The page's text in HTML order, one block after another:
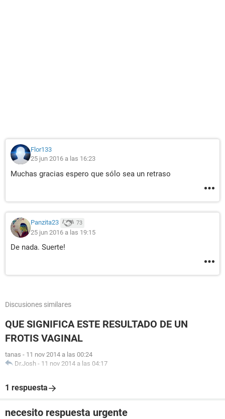
Flor133
25 jun 2016 a las 16:23
Muchas gracias espero que sólo sea un retraso
Panzita23 73
25 jun 2016 a las 19:15
De nada. Suerte!
Discusiones similares
QUE SIGNIFICA ESTE RESULTADO DE UN
FROTIS VAGINAL
tanas - 11 nov 2014 a las 00:24
Dr.Josh - 11 nov 2014 a las 04:17
1 respuesta
necesito respuesta urgente